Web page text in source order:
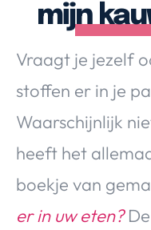
Food & Drinks Health
mijn
Vraagt je jezelf
stoffen er in je
Waarschijnlijk
heeft het
boekje van
er in uw eten?